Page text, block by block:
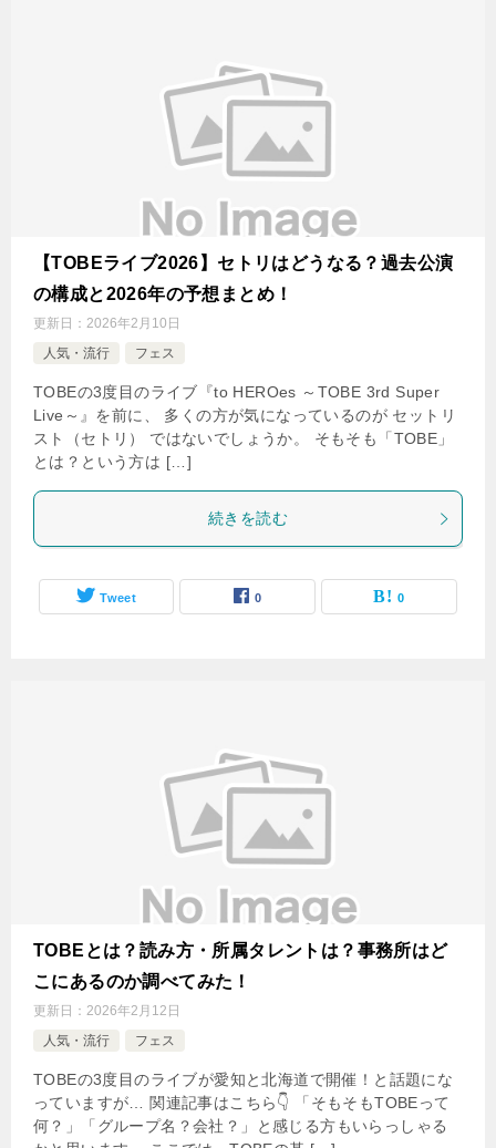
【TOBEライブ2026】セトリはどうなる？過去公演
の構成と2026年の予想まとめ！
更新日： 2026年2月10日
人気・流行
フェス
TOBEの3度目のライブ『to HEROes ～TOBE 3rd Super
Live～』を前に、 多くの方が気になっているのが セットリ
スト（セトリ） ではないでしょうか。 そもそも「TOBE」
とは？という方は […]
続きを読む
Tweet 0 0
TOBEとは？読み方・所属タレントは？事務所はど
こにあるのか調べてみた！
更新日： 2026年2月12日
人気・流行
フェス
TOBEの3度目のライブが愛知と北海道で開催！と話題にな
っていますが… 関連記事はこちら👇 「そもそもTOBEって
何？」「グループ名？会社？」と感じる方もいらっしゃる